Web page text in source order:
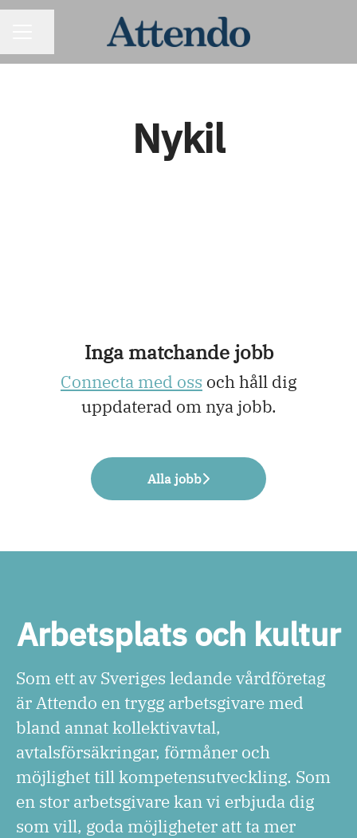
Nykil
Inga matchande jobb
Connecta med oss och håll dig
uppdaterad om nya jobb.
Alla jobb
Arbetsplats och kultur
Som ett av Sveriges ledande vårdföretag
är Attendo en trygg arbetsgivare med
bland annat kollektivavtal,
avtalsförsäkringar, förmåner och
möjlighet till kompetensutveckling. Som
en stor arbetsgivare kan vi erbjuda dig
som vill, goda möjligheter att ta mer